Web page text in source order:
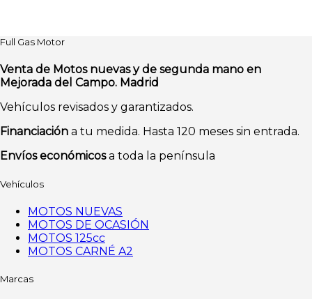
Full Gas Motor
Venta de Motos nuevas y de segunda mano en
Mejorada del Campo. Madrid
Vehículos revisados y garantizados.
Financiación a tu medida. Hasta 120 meses sin entrada.
Envíos económicosa toda la península
Vehículos
MOTOS NUEVAS
MOTOS DE OCASIÓN
MOTOS 125cc
MOTOS CARNÉ A2
Marcas